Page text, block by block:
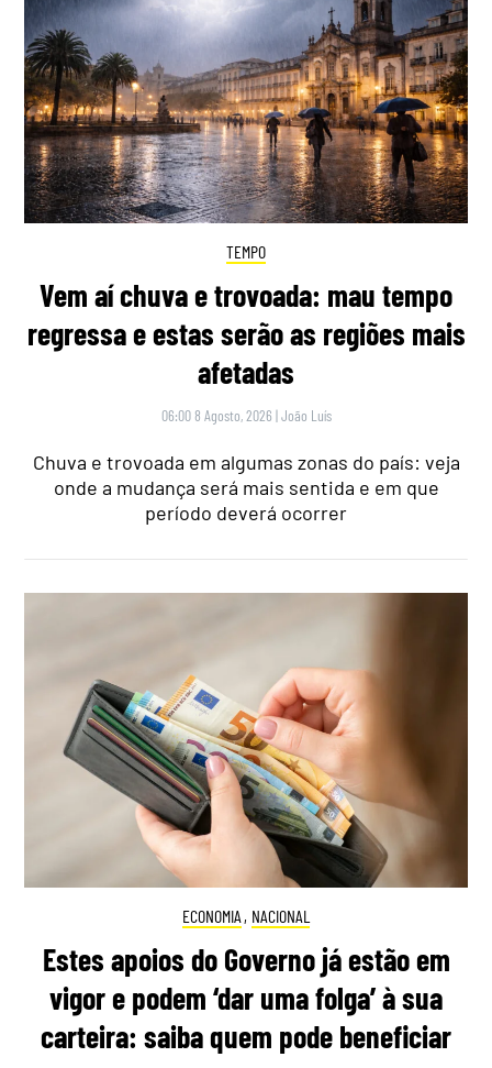
TEMPO
Vem aí chuva e trovoada: mau tempo
regressa e estas serão as regiões mais
afetadas
06:00 8 Agosto, 2026 |João Luís
Chuva e trovoada em algumas zonas do país: veja
onde a mudança será mais sentida e em que
período deverá ocorrer
ECONOMIA , NACIONAL
Estes apoios do Governo já estão em
vigor e podem ‘dar uma folga’ à sua
carteira: saiba quem pode beneficiar